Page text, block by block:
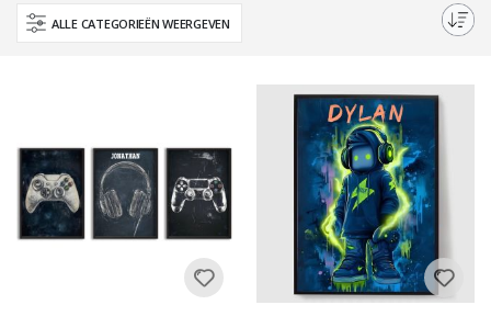
echt je gaming-persona weerspiegelt.
ALLE CATEGORIEËN WEERGEVEN